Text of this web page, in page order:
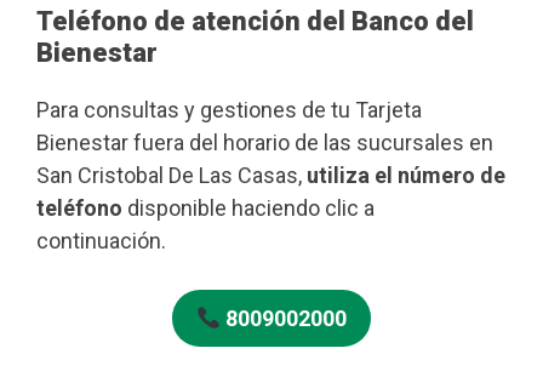
Teléfono de atención del Banco del
Bienestar
Para consultas y gestiones de tu Tarjeta
Bienestar fuera del horario de las sucursales en
San Cristobal De Las Casas, utiliza el número de
teléfono disponible haciendo clic a
continuación.
8009002000